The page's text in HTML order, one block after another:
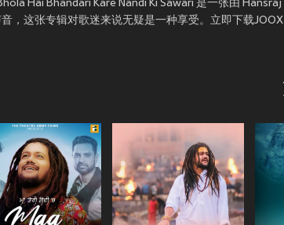
Hai Bhandari Kare Nandi Ki Sawari 是一张由
，这张专辑对歌迷来说无疑是一种享受。立即下载